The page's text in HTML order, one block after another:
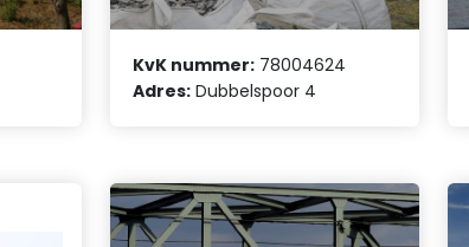
KvK nummer: 78004624
Adres: Dubbelspoor 4